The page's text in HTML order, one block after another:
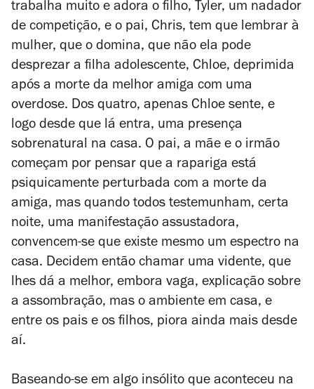
trabalha muito e adora o filho, Tyler, um nadador
de competição, e o pai, Chris, tem que lembrar à
mulher, que o domina, que não ela pode
desprezar a filha adolescente, Chloe, deprimida
após a morte da melhor amiga com uma
overdose. Dos quatro, apenas Chloe sente, e
logo desde que lá entra, uma presença
sobrenatural na casa. O pai, a mãe e o irmão
começam por pensar que a rapariga está
psiquicamente perturbada com a morte da
amiga, mas quando todos testemunham, certa
noite, uma manifestação assustadora,
convencem-se que existe mesmo um espectro na
casa. Decidem então chamar uma vidente, que
lhes dá a melhor, embora vaga, explicação sobre
a assombração, mas o ambiente em casa, e
entre os pais e os filhos, piora ainda mais desde
aí.
Baseando-se em algo insólito que aconteceu na